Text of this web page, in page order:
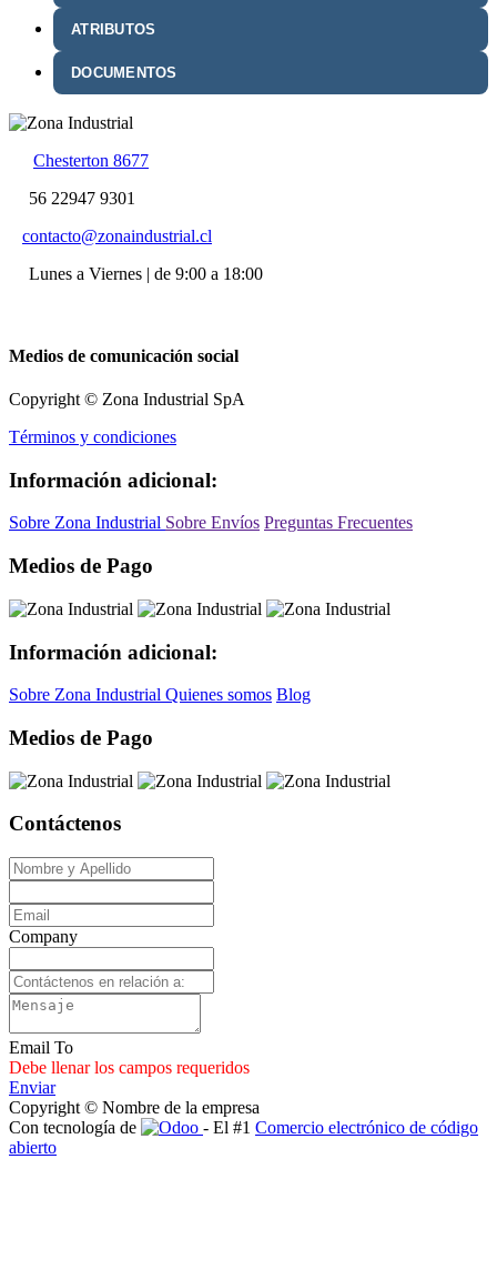
ATRIBUTOS
DOCUMENTOS
Chesterton 8677
56 22947 9301
contacto@zonaindustrial.cl
Lunes a Viernes | de 9:00 a 18:00
Medios de comunicación social
Copyright © Zona Industrial SpA
Términos y condiciones
Información adicional:
Sobre Zona Industrial Sobre Envíos Preguntas Frecuentes
Medios de Pago
Información adicional:
Sobre Zona Industrial Quienes somos Blog
Medios de Pago
Contáctenos
Company
Email To
Debe llenar los campos requeridos
Enviar
Copyright © Nombre de la empresa
Con tecnología de
- El #1 Comercio electrónico de código
abierto